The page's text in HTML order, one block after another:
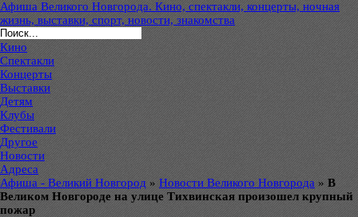
Афиша Великого Новгорода. Кино, спектакли, концерты, ночная
жизнь, выставки, спорт, новости, знакомства
Кино
Спектакли
Концерты
Выставки
Детям
Клубы
Фестивали
Другое
Новости
Адреса
Афиша - Великий Новгород » Новости Великого Новгорода » В
Великом Новгороде на улице Тихвинская произошел крупный
пожар